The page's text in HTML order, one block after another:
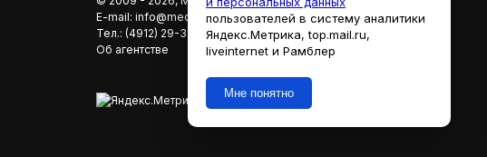
E-mail: info@mediaryazan.ru,reklama@mediaryazan.ru
Тел.: (4912) 29-33-66
Об агентстве
пользователей в систему аналитики
Яндекс.Метрика, top.mail.ru,
liveinternet и Рамблер
Мне понятно